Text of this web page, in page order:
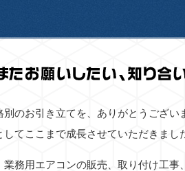
別のお引き立てを、ありがとうござ
してここまで成長させていただきまし
業務用エアコンの販売、取り付け工